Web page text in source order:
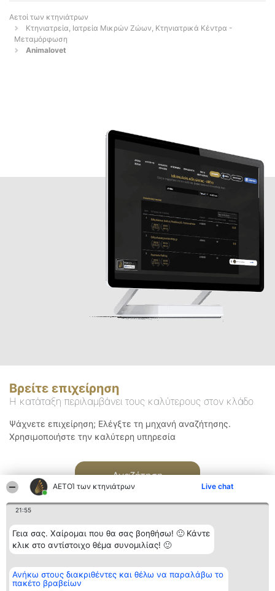
ΑΕΤΟΊ των κτηνιάτρων Live chat
21:55
Γεια σας. Χαίρομαι που θα σας βοηθήσω! 🙂 Κάντε
κλικ στο αντίστοιχο θέμα συνομιλίας! 🙂
Ανήκω στους διακριθέντες και θέλω να παραλάβω το
πακέτο βραβείων
Αετοί των κτηνιάτρων
Κτηνιατρεία, Ιατρεία Μικρών Ζώων, Κτηνιατρικά Κέντρα -
Μεταμόρφωση
Animalovet
Βρείτε επιχείρηση
Η κατάταξη περιλαμβάνει τους καλύτερους στον κλάδο
Ψάχνετε επιχείρηση; Ελέγξτε τη μηχανή αναζήτησης.
Χρησιμοποιήστε την καλύτερη υπηρεσία
Αναζήτηση
Διοργανωτής της
κατάταξης
BEAUTIFUL COMPANY
Κατάταξη
Διακριθέντες
Επικοινωνία
Επικοινωνία